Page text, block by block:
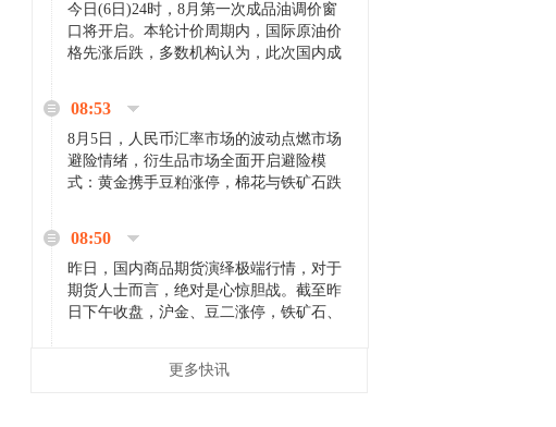
今日(6日)24时，8月第一次成品油调价窗
口将开启。本轮计价周期内，国际原油价
格先涨后跌，多数机构认为，此次国内成
08:53
8月5日，人民币汇率市场的波动点燃市场
避险情绪，衍生品市场全面开启避险模
式：黄金携手豆粕涨停，棉花与铁矿石跌
场来看，汇率波动...
08:50
昨日，国内商品期货演绎极端行情，对于
期货人士而言，绝对是心惊胆战。截至昨
日下午收盘，沪金、豆二涨停，铁矿石、
[imgnobrwh] src=...更多快讯